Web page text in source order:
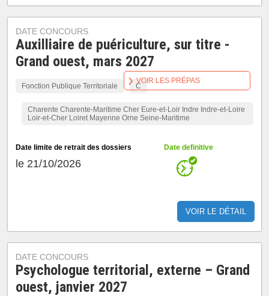
DATE CONCOURS
Auxilliaire de puériculture, sur titre -
Grand ouest, mars 2027
Fonction Publique Territoriale C
Charente Charente-Maritime Cher Eure-et-Loir Indre Indre-et-Loire
Loir-et-Cher Loiret Mayenne Orne Seine-Maritime
Date limite de retrait des dossiers
le 21/10/2026
Date definitive
VOIR LE DÉTAIL
VOIR LES PRÉPAS
DATE CONCOURS
Psychologue territorial, externe – Grand
ouest, janvier 2027